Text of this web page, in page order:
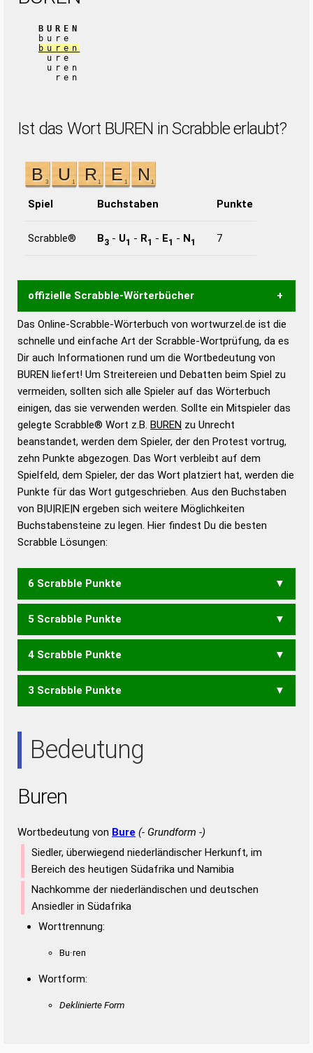
BUREN
bure
buren
ure
uren
ren
Ist das Wort BUREN in Scrabble erlaubt?
Spiel Buchstaben Punkte
Scrabble® B3 - U1 - R1 - E1 - N1 7
offizielle Scrabble-Wörterbücher
Wortwurzel liefert mit Hilfe eines semantischen
Wortanalyse-Algorithmus gute Anhaltspunkte zu
Wortbedeutung, Worttrennung und Wortform, um die
Gültigkeit eines Wortes für das Scrabble-Spiel zu
bestimmen!
zugelassene Turnier Scrabble-
Wörterbücher sind:
Duden – Standardwerk in 12 Bänden
Duden – Richtiges und gutes
Deutsch
Duden – Die deutsche Grammatik
Duden – Deutsches
Das Online-Scrabble-Wörterbuch von wortwurzel.de ist die
schnelle und einfache Art der Scrabble-Wortprüfung, da es
Dir auch Informationen rund um die Wortbedeutung von
BUREN liefert! Um Streitereien und Debatten beim Spiel zu
vermeiden, sollten sich alle Spieler auf das Wörterbuch
einigen, das sie verwenden werden. Sollte ein Mitspieler das
gelegte Scrabble® Wort z.B. BUREN zu Unrecht
beanstandet, werden dem Spieler, der den Protest vortrug,
zehn Punkte abgezogen. Das Wort verbleibt auf dem
Spielfeld, dem Spieler, der das Wort platziert hat, werden die
Punkte für das Wort gutgeschrieben. Aus den Buchstaben
von B|U|R|E|N ergeben sich weitere Möglichkeiten
Buchstabensteine zu legen. Hier findest Du die besten
Scrabble Lösungen:
6 Scrabble Punkte
BERN
5 Scrabble Punkte
BEN ERB
4 Scrabble Punkte
RUNE URNE
3 Scrabble Punkte
Bedeutung
Buren
Wortbedeutung von Bure (- Grundform -)
Siedler, überwiegend niederländischer Herkunft, im
Bereich des heutigen Südafrika und Namibia
Nachkomme der niederländischen und deutschen
Ansiedler in Südafrika
Worttrennung:
Bu·ren
Wortform:
Deklinierte Form